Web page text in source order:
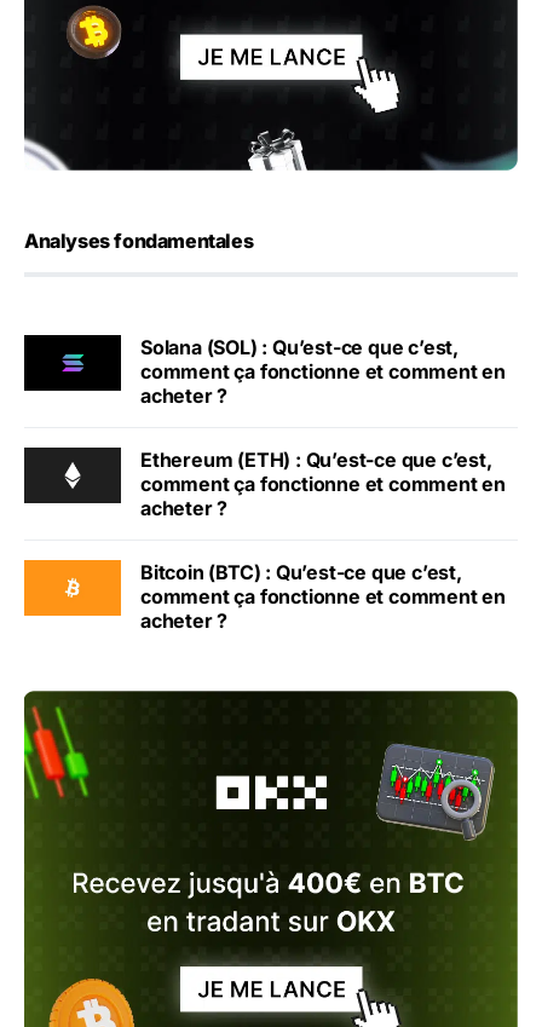
Analyses fondamentales
Solana (SOL) : Qu’est-ce que c’est,
comment ça fonctionne et comment en
acheter ?
Ethereum (ETH) : Qu’est-ce que c’est,
comment ça fonctionne et comment en
acheter ?
Bitcoin (BTC) : Qu’est-ce que c’est,
comment ça fonctionne et comment en
acheter ?